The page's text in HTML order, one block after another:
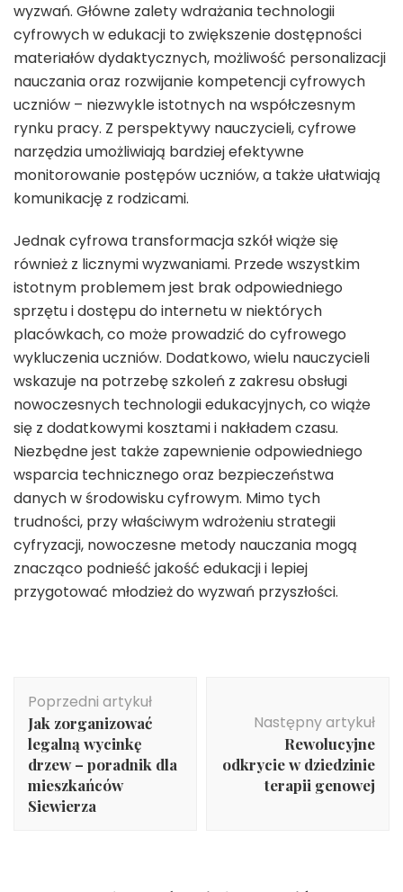
wyzwań. Główne zalety wdrażania technologii
cyfrowych w edukacji to zwiększenie dostępności
materiałów dydaktycznych, możliwość personalizacji
nauczania oraz rozwijanie kompetencji cyfrowych
uczniów – niezwykle istotnych na współczesnym
rynku pracy. Z perspektywy nauczycieli, cyfrowe
narzędzia umożliwiają bardziej efektywne
monitorowanie postępów uczniów, a także ułatwiają
komunikację z rodzicami.
Jednak cyfrowa transformacja szkół wiąże się
również z licznymi wyzwaniami. Przede wszystkim
istotnym problemem jest brak odpowiedniego
sprzętu i dostępu do internetu w niektórych
placówkach, co może prowadzić do cyfrowego
wykluczenia uczniów. Dodatkowo, wielu nauczycieli
wskazuje na potrzebę szkoleń z zakresu obsługi
nowoczesnych technologii edukacyjnych, co wiąże
się z dodatkowymi kosztami i nakładem czasu.
Niezbędne jest także zapewnienie odpowiedniego
wsparcia technicznego oraz bezpieczeństwa
danych w środowisku cyfrowym. Mimo tych
trudności, przy właściwym wdrożeniu strategii
cyfryzacji, nowoczesne metody nauczania mogą
znacząco podnieść jakość edukacji i lepiej
przygotować młodzież do wyzwań przyszłości.
wpisu
Poprzedni artykuł
Jak zorganizować
legalną wycinkę
drzew – poradnik dla
mieszkańców
Siewierza
Następny artykuł
Rewolucyjne
odkrycie w dziedzinie
terapii genowej